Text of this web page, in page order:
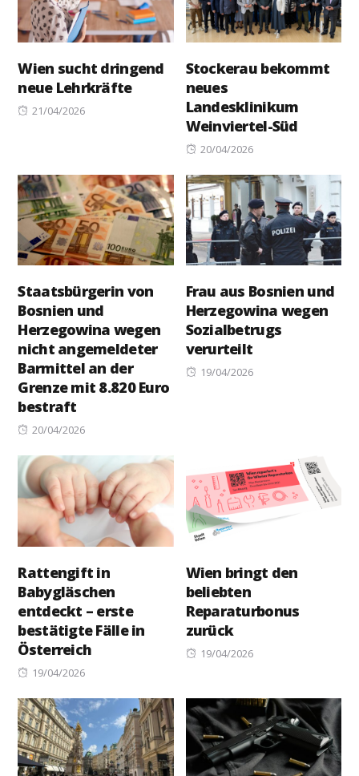
Wien sucht dringend
neue Lehrkräfte
Posted
21/04/2026
Stockerau bekommt
neues
Landesklinikum
Weinviertel-Süd
Posted
20/04/2026
Staatsbürgerin von
Bosnien und
Herzegowina wegen
nicht angemeldeter
Barmittel an der
Grenze mit 8.820 Euro
bestraft
Posted
20/04/2026
Frau aus Bosnien und
Herzegowina wegen
Sozialbetrugs
verurteilt
Posted
19/04/2026
Rattengift in
Babygläschen
entdeckt – erste
bestätigte Fälle in
Österreich
Posted
19/04/2026
Wien bringt den
beliebten
Reparaturbonus
zurück
Posted
19/04/2026